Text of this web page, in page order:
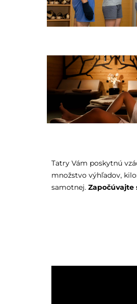
Tatry Vám poskytnú
množstvo výhľadov,
samotnej. Započúvajte